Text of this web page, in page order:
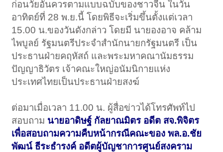
ก่อนวัยอันควรตามแบบฉบับของชาวจีน ในวัน
อาทิตย์ที่ 28 พ.ย.นี้ โดยพิธีจะเริ่มขึ้นตั้งแต่เวลา
15.00 น.ของวันดังกล่าว โดยมี นายองอาจ คล้าม
ไพบูลย์ รัฐมนตรีประจำสำนักนายกรัฐมนตรี เป็น
ประธานฝ่ายคฤหัสถ์ และพระมหาคณานัมธรรม
ปัญญาธิวัตร เจ้าคณะใหญ่อนัมนิกายแห่ง
ประเทศไทยเป็นประธานฝ่ายสงฆ์
ต่อมาเมื่อเวลา 11.00 น. ผู้สื่อข่าวได้โทรศัพท์ไป
สอบถาม นายอาดิษฐ์ กัลยาณมิตร อดีต สจ.พิจิตร
เพื่อสอบถามความคืบหน้ากรณีคณะของ พล.อ.ชัย
พัฒน์ ธีระธำรงค์ อดีตผู้บัญชาการศูนย์สงคราม